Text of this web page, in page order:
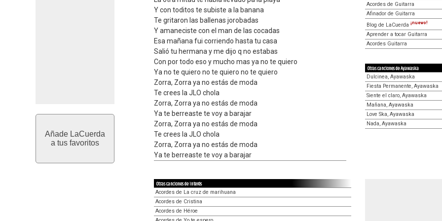
Añade LaCuerda
a tus favoritos
Y con toditos te subiste a la banana
Te gritaron las ballenas jorobadas
Y amaneciste con el man de las cocadas
Esa mañana fui corriendo hasta tu casa
Salió tu hermana y me dijo q no estabas
Con por todo eso y mucho mas ya no te quiero
Ya no te quiero no te quiero no te quiero
Zorra, Zorra ya no estás de moda
Te crees la JLO chola
Zorra, Zorra ya no estás de moda
Ya te berreaste te voy a barajar
Zorra, Zorra ya no estás de moda
Te crees la JLO chola
Zorra, Zorra ya no estás de moda
Ya te berreaste te voy a barajar
Acordes de Guitarra
Afinador de Guitarra
Blog de LaCuerda ¡nuevo!
Aprender a tocar Guitarra
Acordes Guitarra
Otras canciones de Ayawaska
Dulcinea, Ayawaska
Fiesta Permanente, Ayawaska
Siente el claro, Ayawaska
Mañana, Ayawaska
Love Ska, Ayawaska
Nada, Ayawaska
Otras canciones de interés
Acordes de La cruz de marihuana
Acordes de Cristina
Acordes de Héroe